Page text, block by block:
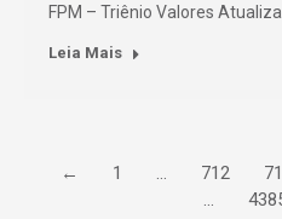
FPM – Triênio Valores
Leia Mais
← 1 … 712
…